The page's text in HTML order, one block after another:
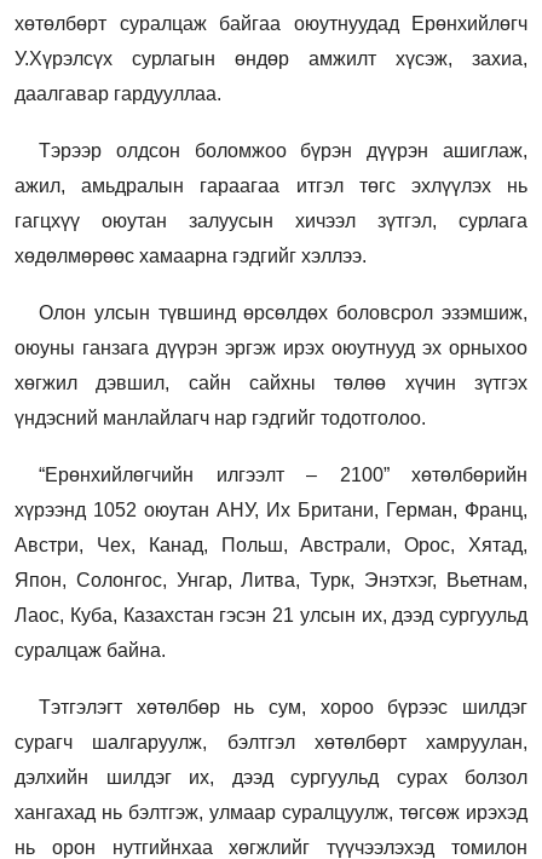
хөтөлбөрт суралцаж байгаа оюутнуудад Ерөнхийлөгч
У.Хүрэлсүх сурлагын өндөр амжилт хүсэж, захиа,
даалгавар гардууллаа.
Тэрээр олдсон боломжоо бүрэн дүүрэн ашиглаж,
ажил, амьдралын гараагаа итгэл төгс эхлүүлэх нь
гагцхүү оюутан залуусын хичээл зүтгэл, сурлага
хөдөлмөрөөс хамаарна гэдгийг хэллээ.
Олон улсын түвшинд өрсөлдөх боловсрол эзэмшиж,
оюуны ганзага дүүрэн эргэж ирэх оюутнууд эх орныхоо
хөгжил дэвшил, сайн сайхны төлөө хүчин зүтгэх
үндэсний манлайлагч нар гэдгийг тодотголоо.
“Ерөнхийлөгчийн илгээлт – 2100” хөтөлбөрийн
хүрээнд 1052 оюутан АНУ, Их Британи, Герман, Франц,
Австри, Чех, Канад, Польш, Австрали, Орос, Хятад,
Япон, Солонгос, Унгар, Литва, Турк, Энэтхэг, Вьетнам,
Лаос, Куба, Казахстан гэсэн 21 улсын их, дээд сургуульд
суралцаж байна.
Тэтгэлэгт хөтөлбөр нь сум, хороо бүрээс шилдэг
сурагч шалгаруулж, бэлтгэл хөтөлбөрт хамруулан,
дэлхийн шилдэг их, дээд сургуульд сурах болзол
хангахад нь бэлтгэж, улмаар суралцуулж, төгсөж ирэхэд
нь орон нутгийнхаа хөгжлийг түүчээлэхэд томилон